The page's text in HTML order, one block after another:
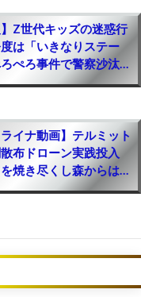
イントアプリ一
率的に稼ぐ簡単
るPRサイト】
シャゲ一覧｜リ
め【PR】
チート級に集め
廃課金レベル！
ンスターハンタ
続報
子高生の見た目
】Z世代キッズの迷惑行
は「いきなりステー
ぺろ事件で警察沙汰に
ｗ
ライナ動画】テルミット
布ドローン実践投入
を焼き尽くし森からは悲
以上に無差別でヤバイ